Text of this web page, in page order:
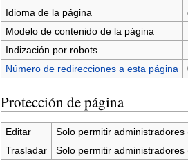
Idioma de la página
Modelo de contenido de la página
Indización por robots
Número de redirecciones a esta página
Protección de página
Editar
Solo permitir administradores
Trasladar
Solo permitir administradores